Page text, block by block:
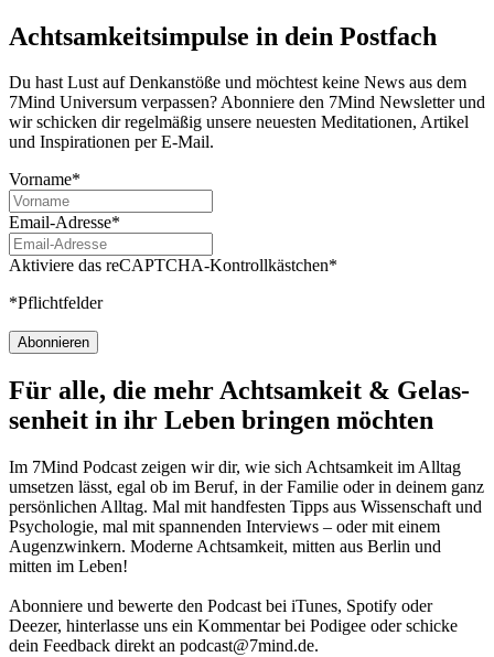
Achtsamkeitsimpulse in dein Postfach
Du hast Lust auf Denkanstöße und möchtest keine News aus dem
7Mind Universum verpassen? Abon­niere den 7Mind News­let­ter und
wir schicken dir regelmäßig unsere neuesten Meditationen, Artikel
und Inspirationen per E-Mail.
Vorname*
Email-Adresse*
Aktiviere das reCAPTCHA-Kontrollkästchen*
*Pflichtfelder
Abonnieren
Für alle, die mehr Acht­sam­keit & Gelas­
sen­heit in ihr Leben brin­gen möch­ten
Im 7Mind Pod­cast zeigen wir dir, wie sich Acht­sam­keit im Alltag
umset­zen lässt, egal ob im Beruf, in der Fami­lie oder in deinem ganz
per­sön­li­chen Alltag. Mal mit hand­fes­ten Tipps aus Wis­sen­schaft und
Psy­cho­lo­gie, mal mit spannenden Interviews – oder mit einem
Augen­zwin­kern. Moderne Acht­sam­keit, mitten aus Berlin und
mitten im Leben!
Abon­niere und bewerte den Pod­cast bei iTunes, Spo­tify oder
Deezer, hin­ter­lasse uns ein Kom­men­tar bei Podigee oder schi­cke
dein Feed­back direkt an podcast@​7​mind.​de.